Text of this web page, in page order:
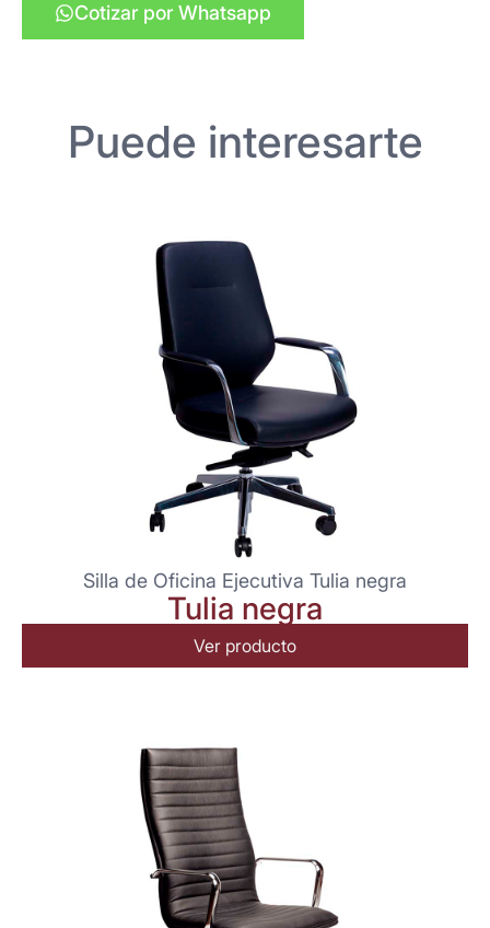
Cotizar por Whatsapp
Puede interesarte
Silla de Oficina Ejecutiva Tulia negra
Tulia negra
Ver producto